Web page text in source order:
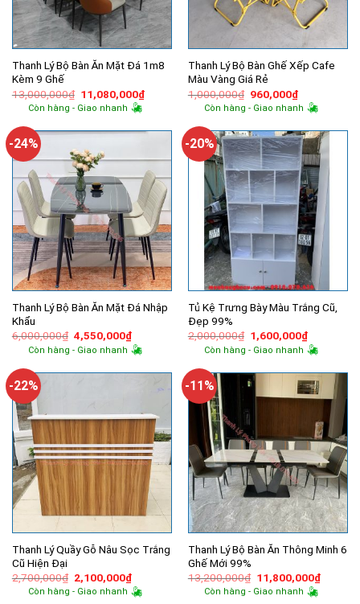
Thanh Lý Bộ Bàn Ăn Mặt Đá 1m8
Kèm 9 Ghế
13,000,000₫ Giá
gốc
là:
11,080,000₫Giá
hiện
11,080,000₫.
Còn hàng - Giao nhanh
Thanh Lý Bộ Bàn Ghế Xếp Cafe
Màu Vàng Giá Rẻ
1,000,000₫ Giá
gốc
là:
960,000₫Giá
hiện
tại
960,000₫.
Còn hàng - Giao nhanh
-24%
Thanh Lý Bộ Bàn Ăn Mặt Đá Nhập
Khẩu
6,000,000₫ Giá
gốc
là:
4,550,000₫Giá
hiện
tại
4,550,000₫.
Còn hàng - Giao nhanh
-20%
Tủ Kệ Trưng Bày Màu Trắng Cũ,
Đẹp 99%
2,000,000₫ Giá
gốc
là:
1,600,000₫Giá
hiện
tại
Còn hàng - Giao nhanh
-22%
Thanh Lý Quầy Gỗ Nâu Sọc Trắng
Cũ Hiện Đại
2,700,000₫ Giá
gốc
là:
2,100,000₫Giá
hiện
tại
Còn hàng - Giao nhanh
-11%
Thanh Lý Bộ Bàn Ăn Thông Minh 6
Ghế Mới 99%
13,200,000₫ Giá
gốc
là:
11,800,000₫Giá
hiện
Còn hàng - Giao nhanh